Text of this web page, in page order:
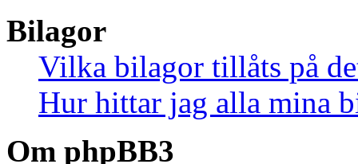
Bilagor
Vilka bilagor tillåts på
Hur hittar jag alla mina
Om phpBB3